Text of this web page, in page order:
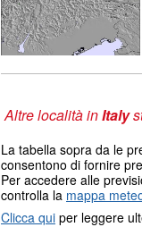
Altre località inItaly
La tabella sopra da le
consentono di fornire
Per accedere alle
controlla la mappa
Clicca qui per leggere